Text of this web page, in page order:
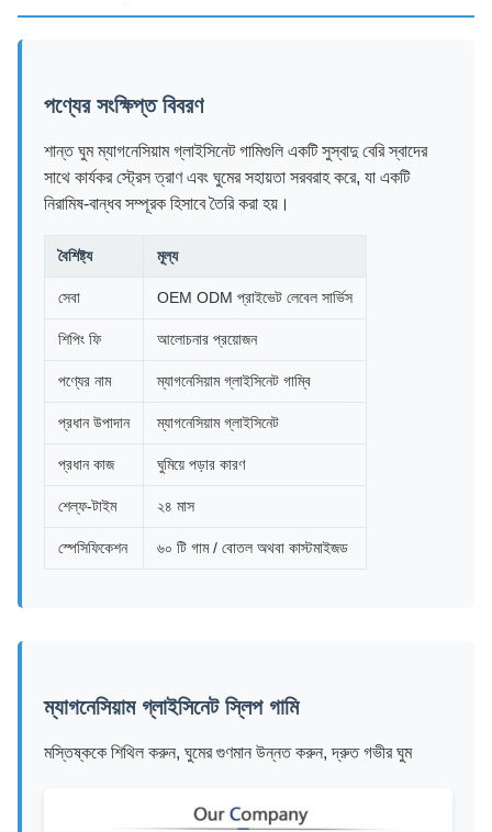
পণ্যের সংক্ষিপ্ত বিবরণ
শান্ত ঘুম ম্যাগনেসিয়াম গ্লাইসিনেট গামিগুলি একটি সুস্বাদু বেরি স্বাদের
সাথে কার্যকর স্ট্রেস ত্রাণ এবং ঘুমের সহায়তা সরবরাহ করে, যা একটি
নিরামিষ-বান্ধব সম্পূরক হিসাবে তৈরি করা হয়।
বৈশিষ্ট্য মূল্য
সেবা OEM ODM প্রাইভেট লেবেল সার্ভিস
শিপিং ফি আলোচনার প্রয়োজন
পণ্যের নাম ম্যাগনেসিয়াম গ্লাইসিনেট গাম্বি
প্রধান উপাদান ম্যাগনেসিয়াম গ্লাইসিনেট
প্রধান কাজ ঘুমিয়ে পড়ার কারণ
শেল্ফ-টাইম ২৪ মাস
স্পেসিফিকেশন ৬০ টি গাম / বোতল অথবা কাস্টমাইজড
ম্যাগনেসিয়াম গ্লাইসিনেট স্লিপ গামি
মস্তিষ্ককে শিথিল করুন, ঘুমের গুণমান উন্নত করুন, দ্রুত গভীর ঘুম